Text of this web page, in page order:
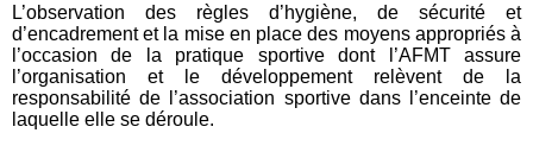
L’observation des règles d’hygiène, de sécurité et
d’encadrement et la mise en place des moyens appropriés à
l’occasion de la pratique sportive dont l’AFMT assure
l’organisation et le développement relèvent de la
responsabilité de l’association sportive dans l’enceinte de
laquelle elle se déroule.